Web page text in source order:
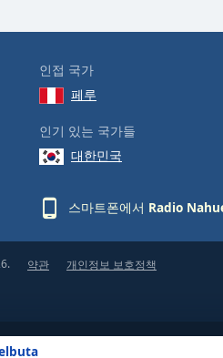
인접 국가
페루
인기 있는 국가들
대한민국
스마트폰에서 Radio
약관 개인정보 보호정책